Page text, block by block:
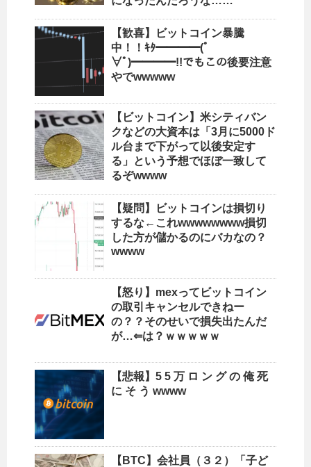
【歓喜】ビットコイン暴騰
中！！ｷﾀ━━━━(ﾟ
∀ﾟ)━━━━!!でもこの後要注意
やでwwwww
【ビットコイン】米シティバン
クなどの大資本は「3月に5000ド
ル台まで下がって以後安定す
る」という予想でほぼ一致して
るぞwwww
【疑問】ビットコインは損切り
するな←これwwwwwwww損切
した方が儲かるのにバカなの？
wwww
【怒り】mexってビットコイン
の取引キャンセルできねー
の？？そのせいで損失出たんだ
が…⇐は？ｗｗｗｗｗ
【悲報】5 5 万 ロ ン グ の 俺 死
に そ う wwww
【BTC】会社員（３２）「子ど